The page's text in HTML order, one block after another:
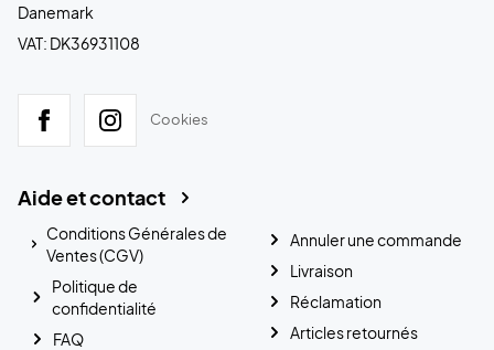
Danemark
VAT: DK36931108
Cookies
Aide et contact
Conditions Générales de
Ventes (CGV)
Politique de
confidentialité
FAQ
Annuler une commande
Livraison
Réclamation
Articles retournés